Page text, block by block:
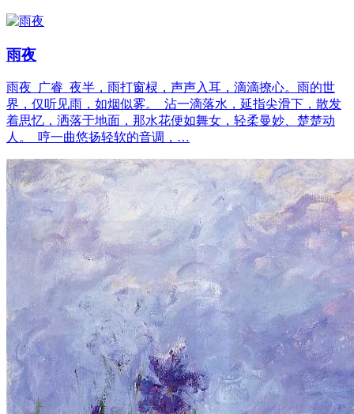
雨夜
雨夜 广睿 夜半，雨打窗棂，声声入耳，滴滴撩心。雨的世
界，仅听见雨，如烟似雾。 沾一滴落水，延指尖滑下，散发
着思忆，洒落于地面，那水花便如舞女，轻柔曼妙、楚楚动
人。 哼一曲悠扬轻软的音调，…